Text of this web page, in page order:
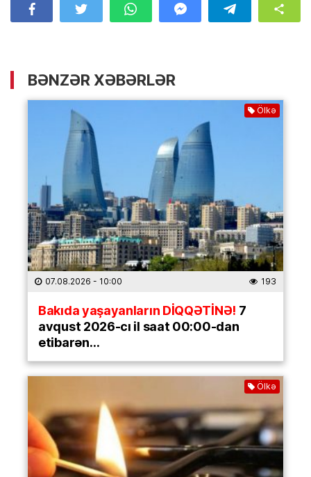
BƏNZƏR XƏBƏRLƏR
Ölkə
07.08.2026 - 10:00 193
Bakıda yaşayanların DİQQƏTİNƏ! 7
avqust 2026-cı il saat 00:00-dan
etibarən…
Ölkə